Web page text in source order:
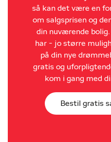
så kan det være en
om salgsprisen og
din nuværende
har - jo større
på din nye
gratis og
kom i gang med
Bestil gratis